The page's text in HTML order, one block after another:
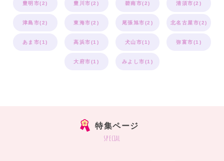
豊明市(2) 豊川市(2) 碧南市(2) 清須市(2)
津島市(2) 東海市(2) 尾張旭市(2) 北名古屋市(2)
あま市(1) 高浜市(1) 犬山市(1) 弥富市(1)
大府市(1) みよし市(1)
特集ページ
special